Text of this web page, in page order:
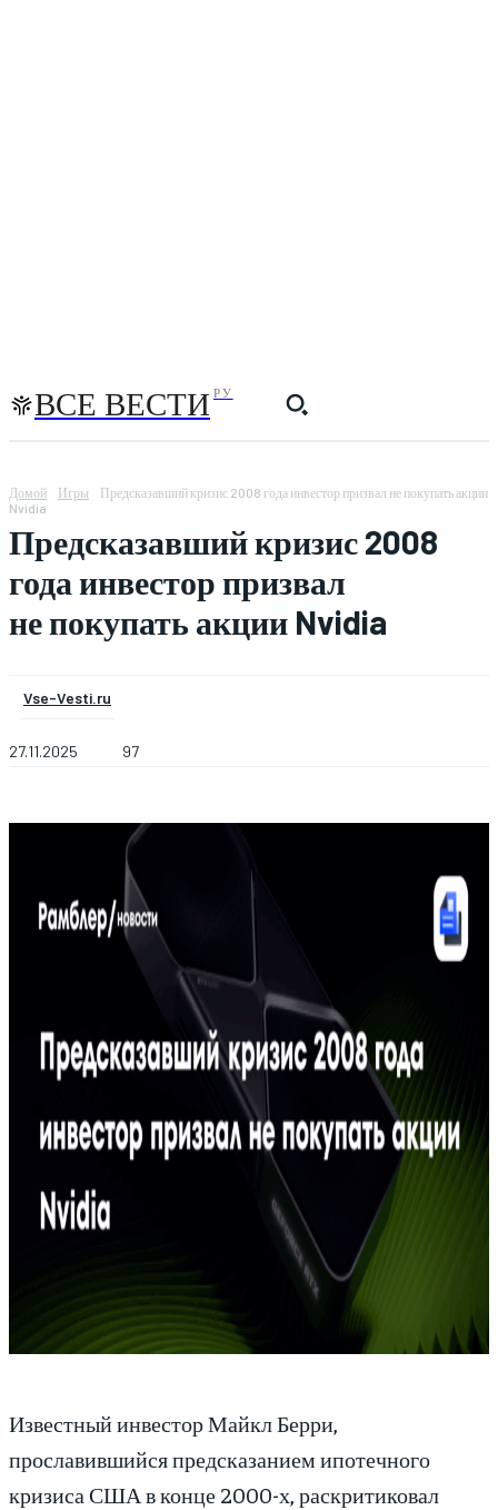
ВСЕ ВЕСТИ РУ
Домой Игры
Предсказавший кризис 2008 года инвестор призвал не покупать акции
Nvidia
Предсказавший кризис 2008
года инвестор призвал
не покупать акции Nvidia
Vse-Vesti.ru
27.11.2025 97
Известный инвестор Майкл Берри,
прославившийся предсказанием ипотечного
кризиса США в конце 2000-х, раскритиковал